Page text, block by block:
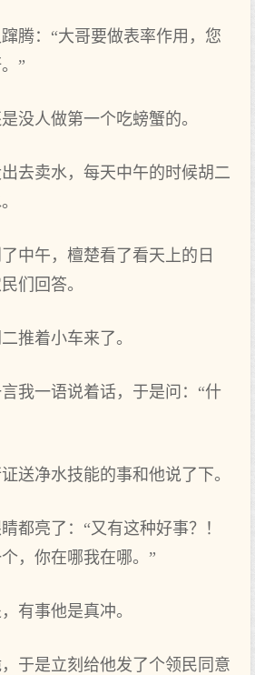
腾：“大哥要做表率作用，您
”
没人做第一个吃螃蟹的。
去卖水，每天中午的时候胡二
中午，檀楚看了看天上的日
们回答。
推着小车来了。
我一语说着话，于是问：“什
送净水技能的事和他说了下。
都亮了：“又有这种好事？！
，你在哪我在哪。”
有事他是真冲。
于是立刻给他发了个领民同意